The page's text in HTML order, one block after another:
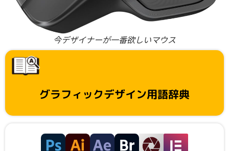
今デザイナーが一番欲しいマウス
グラフィックデザイン用語辞典